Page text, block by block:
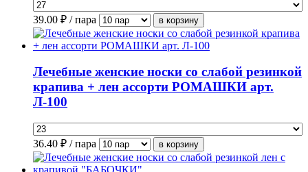
39.00 ₽ / пара
Лечебные женские носки со слабой резинкой
крапива + лен ассорти РОМАШКИ арт.
Л-100
36.40 ₽ / пара